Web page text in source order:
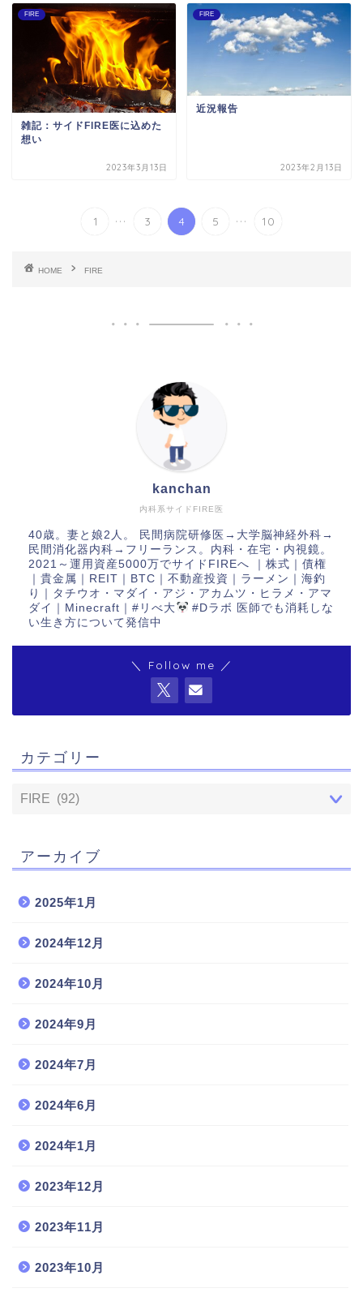
FIRE
雑記：サイドFIRE医に込めた
想い
2023年3月13日
FIRE
近況報告
2023年2月13日
1 ... 3 4 5 ... 10
HOME FIRE
内科系サイドFIRE医
kanchan
40歳。妻と娘2人。 民間病院研修医→大学脳神経外科→
民間消化器内科→フリーランス。内科・在宅・内視鏡。
2021～運用資産5000万でサイドFIREへ ｜株式｜債権
｜貴金属｜REIT｜BTC｜不動産投資｜ラーメン｜海釣
り｜タチウオ・マダイ・アジ・アカムツ・ヒラメ・アマ
ダイ｜Minecraft｜#リべ大
#Dラボ 医師でも消耗しな
い生き方について発信中
＼ Follow me ／
カテゴリー
アーカイブ
2025年1月
2024年12月
2024年10月
2024年9月
2024年7月
2024年6月
2024年1月
2023年12月
2023年11月
2023年10月